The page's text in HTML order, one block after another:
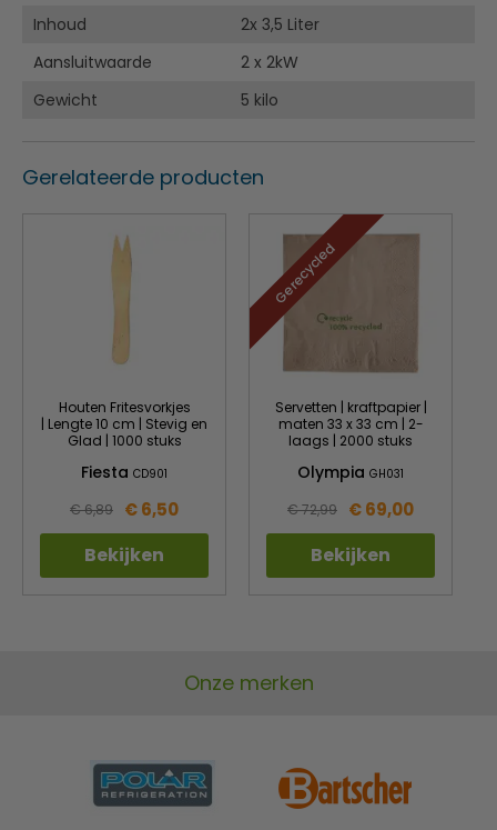
Inhoud
2x 3,5 Liter
Aansluitwaarde
2 x 2kW
Gewicht
5 kilo
Gerelateerde producten
Houten Fritesvorkjes
| Lengte 10 cm | Stevig en
Glad | 1000 stuks
Fiesta CD901
€ 6,89 € 6,50
Bekijken
Gerecycled
Servetten | kraftpapier |
maten 33 x 33 cm | 2-
laags | 2000 stuks
Olympia GH031
€ 72,99 € 69,00
Bekijken
Onze merken